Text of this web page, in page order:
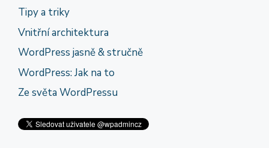
Tipy a triky
Vnitřní architektura
WordPress jasně & stručně
WordPress: Jak na to
Ze světa WordPressu